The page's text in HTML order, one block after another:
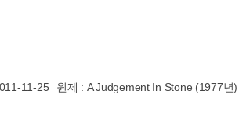
11-25 원제 : A Judgement In Stone (1977년)